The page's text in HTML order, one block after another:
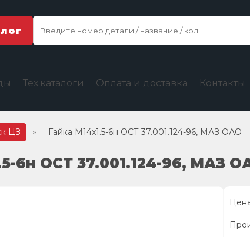
Тех.каталоги Оплата и доставка Контакты
ЦЗ » Гайка М14х1.5-6н ОСТ 37.001.124-96, МАЗ ОАО
6н ОСТ 37.001.124-96, МАЗ